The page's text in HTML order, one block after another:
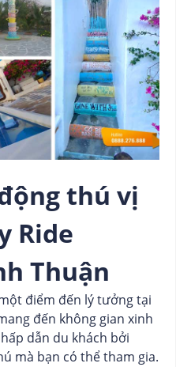
thú vị
Ride
Thuận
điểm đến lý tưởng tại
đến không gian xinh
dẫn du khách bởi
mà bạn có thể tham gia.